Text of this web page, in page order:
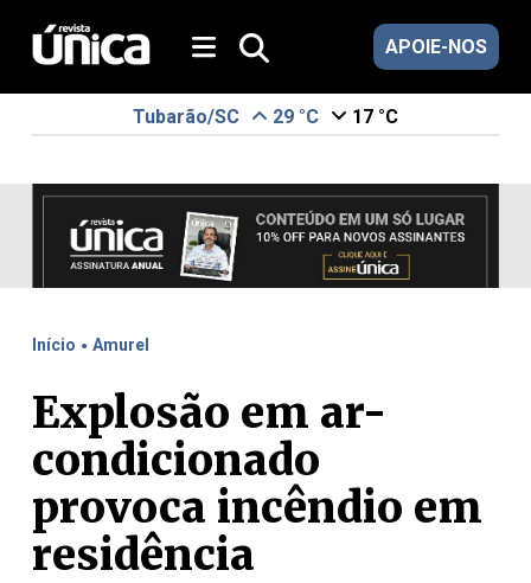
APOIE-NOS
Tubarão/SC 29 °C 17 °C
Início . Amurel
Explosão em ar-
condicionado
provoca incêndio em
residência